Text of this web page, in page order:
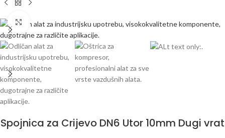
Klikni da uvećaš
Spojnica za Crijevo DN6 Utor 10mm Dugi vrat